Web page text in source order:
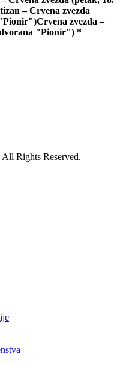
– Crvena zvezda
zvezda –
"Pionir") *
Rights Reserved.